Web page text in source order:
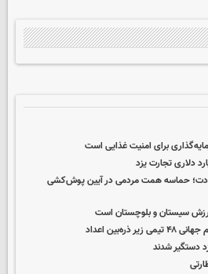
برای امنیت غذایی است
دلاری تجارت یزد
حماسه همت مردمی در آیین پوش‌کشی
سیستان و بلوچستان است
دستگیر شدند